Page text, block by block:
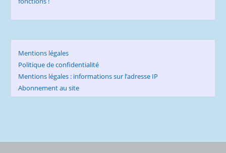
Mentions légales
Politique de confidentialité
Mentions légales : informations sur l’adresse IP
Abonnement au site